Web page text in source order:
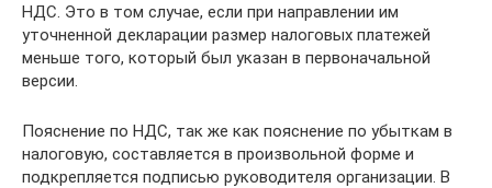
НДС. Это в том случае, если при направлении им
уточненной декларации размер налоговых платежей
меньше того, который был указан в первоначальной
версии.
Пояснение по НДС, так же как пояснение по убыткам в
налоговую, составляется в произвольной форме и
подкрепляется подписью руководителя организации. В